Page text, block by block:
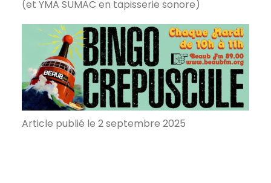
(et YMA SUMAC en tapisserie sonore)
Article publié le 2 septembre 2025